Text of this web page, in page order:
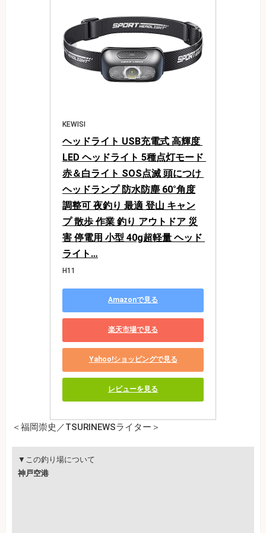
KEWISI
ヘッドライト USB充電式 高輝度
LED ヘッドライト 5種点灯モード
赤＆白ライト SOS点滅 頭につけ
ヘッドランプ 防水防塵 60°角度
調整可 夜釣り 最適 登山 キャン
プ 散歩 作業 釣り アウトドア 災
害 停電用 小型 40g超軽量 ヘッド
ライト…
H11
Amazonで見る
楽天市場で見る
Yahoo!ショッピングで見る
レビューを見る
＜福岡崇史／TSURINEWSライター＞
▼この釣り場について
神戸空港